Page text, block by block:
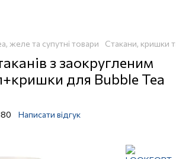
желе та супутні товари Стакани, кришки
з заокругленим
для Bubble Tea
Написати відгук